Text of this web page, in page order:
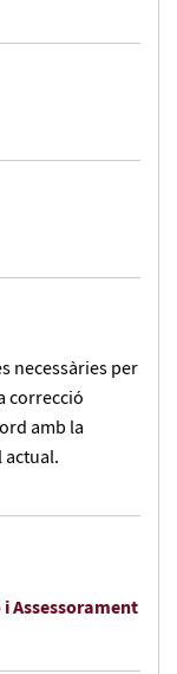
necessàries per
correcció
amb la
actual.
Assessorament